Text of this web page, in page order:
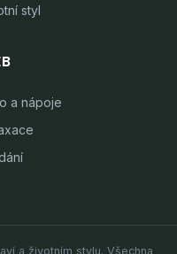
styl
a nápoje
a životním stylu. Všechna